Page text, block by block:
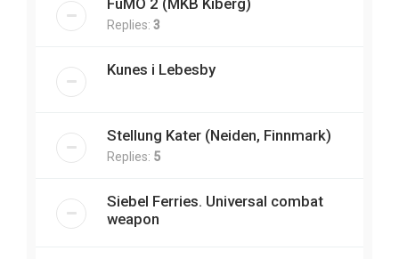
Replies: 3
Kunes i Lebesby
Stellung Kater (Neiden, Finnmark)
Replies: 5
Siebel Ferries. Universal combat
weapon